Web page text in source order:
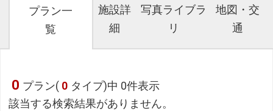
プラン一
覧
施設詳
細
写真ライブラ
リ
地図・交
通
0 プラン( 0 タイプ)中 0件表示
該当する検索結果がありません。